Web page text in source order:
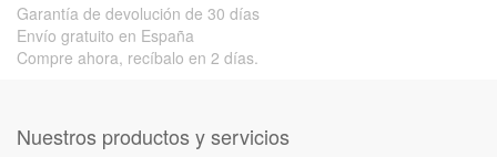
Garantía de devolución de 30 días
Envío gratuito en España
Compre ahora, recíbalo en 2 días.
Nuestros productos y servicios